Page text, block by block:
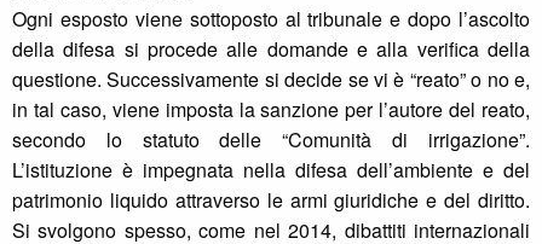
Ogni esposto viene sottoposto al tribunale e dopo l’ascolto
della difesa si procede alle domande e alla verifica della
questione. Successivamente si decide se vi è “reato” o no e,
in tal caso, viene imposta la sanzione per l’autore del reato,
secondo lo statuto delle “Comunità di irrigazione”.
L’istituzione è impegnata nella difesa dell’ambiente e del
patrimonio liquido attraverso le armi giuridiche e del diritto.
Si svolgono spesso, come nel 2014, dibattiti internazionali